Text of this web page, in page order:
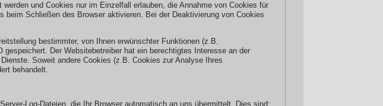
und Cookies nur im Einzelfall erlauben, die Annahme von Cookies für
Schließen des Browser aktivieren. Bei der Deaktivierung von Cookies
bestimmter, von Ihnen erwünschter Funktionen (z.B.
Der Websitebetreiber hat ein berechtigtes Interesse an der
Soweit andere Cookies (z.B. Cookies zur Analyse Ihres
behandelt.
Log-Dateien, die Ihr Browser automatisch an uns übermittelt. Dies sind: